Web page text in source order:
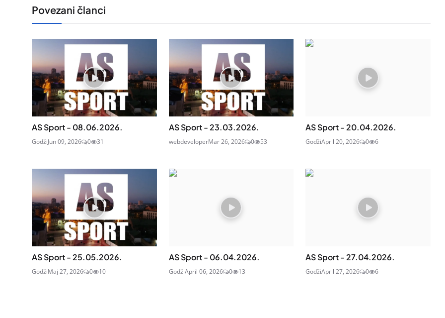
Povezani članci
AS Sport - 08.06.2026.
GodžiJun 09, 2026 0 31
AS Sport - 23.03.2026.
webdeveloperMar 26, 2026 0 53
AS Sport - 20.04.2026.
GodžiApril 20, 2026 0 6
AS Sport - 25.05.2026.
GodžiMaj 27, 2026 0 10
AS Sport - 06.04.2026.
GodžiApril 06, 2026 0 13
AS Sport - 27.04.2026.
GodžiApril 27, 2026 0 6